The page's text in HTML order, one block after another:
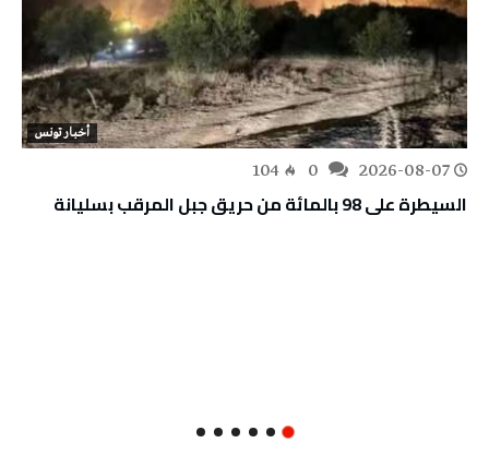
أخبار تونس
2026-08-07
104
السيطرة على 98 بالمائة من حريق جبل المرقب بسليانة